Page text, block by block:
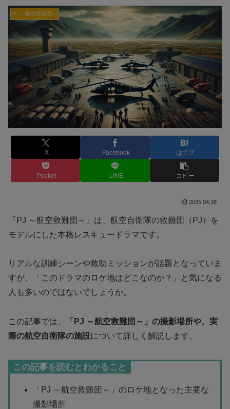
PJ ～航空救難団～
X Facebook はてブ
Pocket LINE コピー
2025.04.18
「PJ ～航空救難団～」は、航空自衛隊の救難団（PJ）を
モデルにした本格レスキュードラマです。
リアルな訓練シーンや救助ミッションが話題となっていま
すが、「このドラマのロケ地はどこなのか？」と気になる
人も多いのではないでしょうか。
この記事では、
「PJ ～航空救難団～」の撮影場所や、実
際の航空自衛隊の施設について詳しく解説します。
この記事を読むとわかること
「PJ ～航空救難団～」のロケ地となった主要な
撮影場所